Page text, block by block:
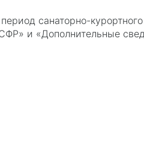
санаторно-
и «Дополнительные